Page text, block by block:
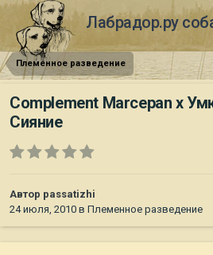
Лабрадор.ру
Племенное разведение
Complement Marcepan х
Сияние
Автор passatizhi
24 июля, 2010 в Племенное разведение